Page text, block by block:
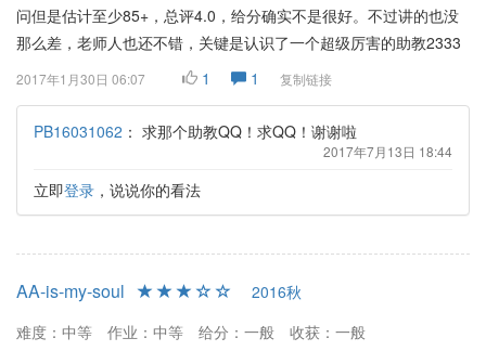
问但是估计至少85+，总评4.0，给分确实不是很好。不过讲的也没
那么差，老师人也还不错，关键是认识了一个超级厉害的助教2333
2017年1月30日 06:07 1 1 复制链接
PB16031062 ： 求那个助教QQ！求QQ！谢谢啦
2017年7月13日 18:44
立即登录 ，说说你的看法
AA-is-my-soul
2016秋
难度：中等
作业：中等 给分：一般
收获：一般